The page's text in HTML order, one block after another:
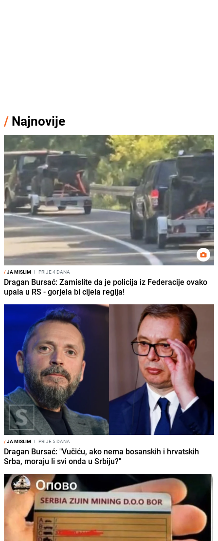
/ Najnovije
/JA MISLIM I PRIJE 4 DANA
Dragan Bursać: Zamislite da je policija iz Federacije ovako
upala u RS - gorjela bi cijela regija!
/JA MISLIM I PRIJE 5 DANA
Dragan Bursać: "Vučiću, ako nema bosanskih i hrvatskih
Srba, moraju li svi onda u Srbiju?"